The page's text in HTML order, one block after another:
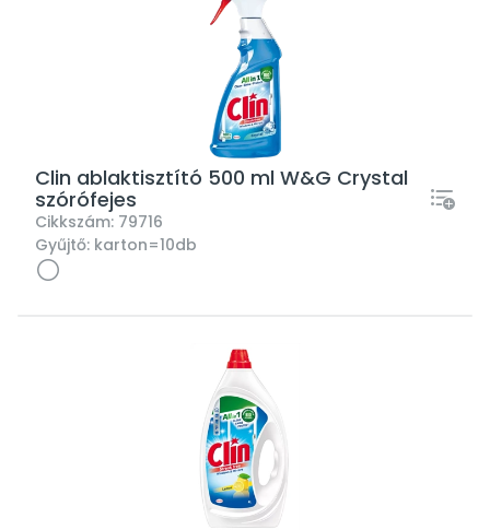
Clin ablaktisztító 500 ml W&G Crystal
szórófejes
Cikkszám: 79716
Gyűjtő: karton=10db